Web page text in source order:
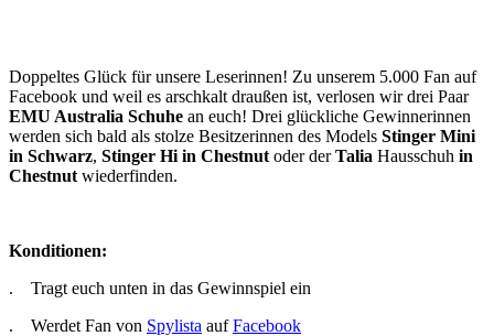
Doppeltes Glück für unsere Leserinnen! Zu unserem 5.000 Fan auf
Facebook und weil es arschkalt draußen ist, verlosen wir drei Paar
EMU Australia Schuhe an euch! Drei glückliche Gewinnerinnen
werden sich bald als stolze Besitzerinnen des Models Stinger Mini
in Schwarz, Stinger Hi in Chestnut oder derTalia Hausschuh in
Chestnut wiederfinden.
Konditionen:
. Tragt euch unten in das Gewinnspiel ein
. Werdet Fan von Spylista aufFacebook